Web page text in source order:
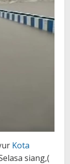
Kota
siang,(